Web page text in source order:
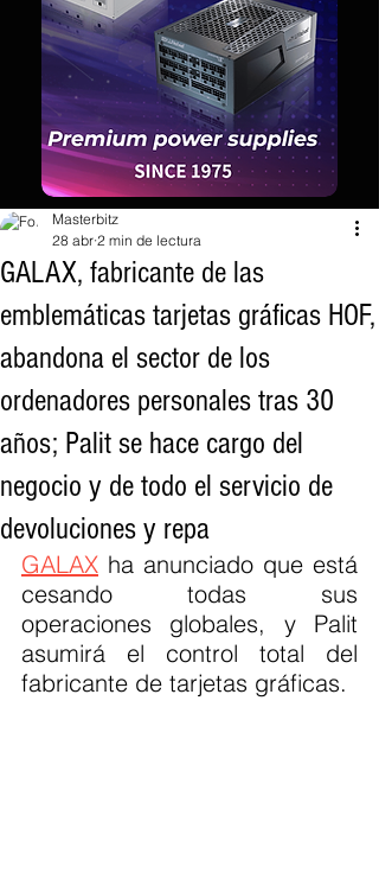
GALAX, fabricante de las
emblemáticas tarjetas gráficas HOF,
abandona el sector de los
ordenadores personales tras 30
años; Palit se hace cargo del
negocio y de todo el servicio de
devoluciones y repa
Masterbitz
28 abr 2 min de lectura
GALAX ha anunciado que está
cesando todas sus
operaciones globales, y Palit
asumirá el control total del
fabricante de tarjetas gráficas.